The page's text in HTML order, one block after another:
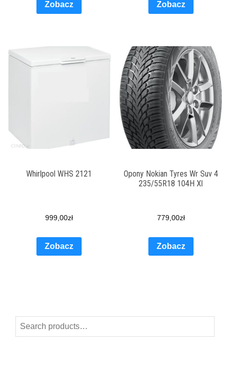
Zobacz Zobacz
Whirlpool WHS 2121
999,00zł
Zobacz
Opony Nokian Tyres Wr Suv 4
235/55R18 104H Xl
779,00zł
Zobacz
Search
for: